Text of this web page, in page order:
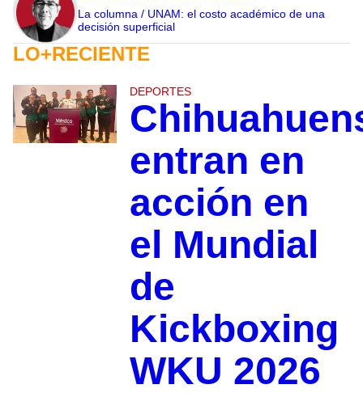
La columna / UNAM: el costo académico de una
decisión superficial
LO+RECIENTE
DEPORTES
entran en
acción en
el Mundial
de
Kickboxing
WKU 2026